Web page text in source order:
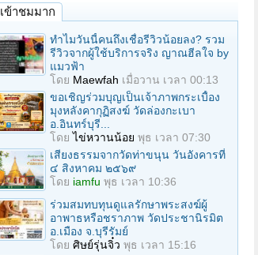
เข้าชมมาก
ทำไมวันนี้คนถึงเชื่อรีวิวน้อยลง? รวม
รีวิวจากผู้ใช้บริการจริง ญาณฮีลใจ by
แมวฟ้า
โดย Maewfah เมื่อวาน เวลา 00:13
ขอเชิญร่วมบุญเป็นเจ้าภาพกระเบื้อง
มุงหลังคากุฏิสงฆ์ วัดล่องกะเบา
อ.อินทร์บุรี...
โดยไข่หวานน้อย พุธ เวลา 07:30
เสียงธรรมจากวัดท่าขนุน วันอังคารที่
๔ สิงหาคม ๒๕๖๙
โดย iamfu พุธ เวลา 10:36
ร่วมสมทบทุนดูแลรักษาพระสงฆ์ผู้
อาพาธหรือชราภาพ วัดประชานิรมิต
อ.เมือง จ.บุรีรัมย์
โดย ศิษย์รุ่นจิ๋ว พุธ เวลา 15:16